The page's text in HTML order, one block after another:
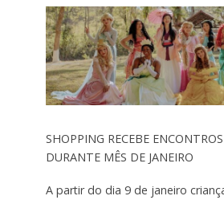
SHOPPING RECEBE
DURANTE MÊS DE JANEIRO
A partir do dia 9 de janeiro